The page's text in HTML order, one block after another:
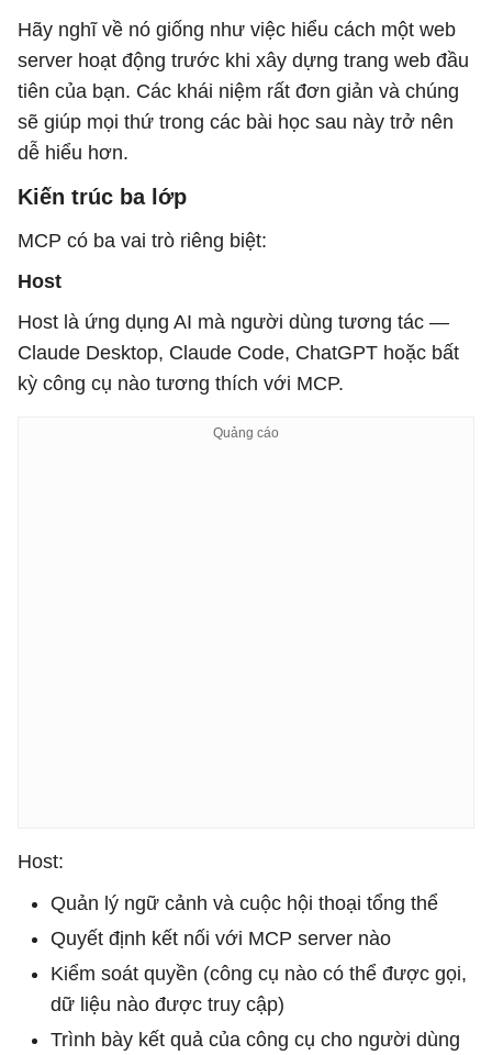
Hãy nghĩ về nó giống như việc hiểu cách một web
server hoạt động trước khi xây dựng trang web đầu
tiên của bạn. Các khái niệm rất đơn giản và chúng
sẽ giúp mọi thứ trong các bài học sau này trở nên
dễ hiểu hơn.
Kiến trúc ba lớp
MCP có ba vai trò riêng biệt:
Host
Host là ứng dụng AI mà người dùng tương tác —
Claude Desktop, Claude Code, ChatGPT hoặc bất
kỳ công cụ nào tương thích với MCP.
Host:
Quản lý ngữ cảnh và cuộc hội thoại tổng thể
Quyết định kết nối với MCP server nào
Kiểm soát quyền (công cụ nào có thể được gọi,
dữ liệu nào được truy cập)
Trình bày kết quả của công cụ cho người dùng